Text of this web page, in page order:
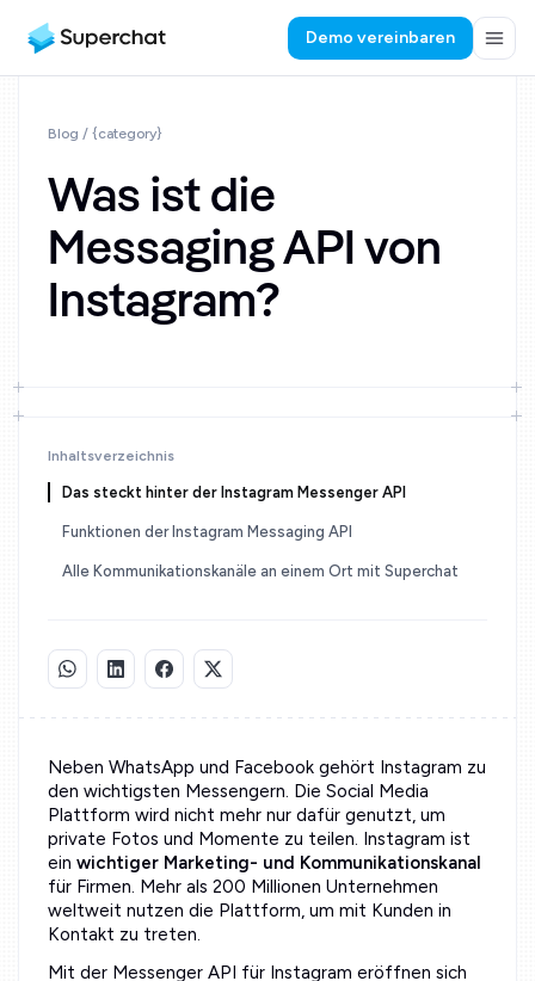
Demo vereinbaren
Blog / {category}
Was ist die
Messaging API von
Instagram?
Inhaltsverzeichnis
Das steckt hinter der Instagram Messenger API
Funktionen der Instagram Messaging API
Alle Kommunikationskanäle an einem Ort mit Superchat
Neben WhatsApp und Facebook gehört Instagram zu
den wichtigsten Messengern. Die Social Media
Plattform wird nicht mehr nur dafür genutzt, um
private Fotos und Momente zu teilen. Instagram ist
ein wichtiger Marketing- und Kommunikationskanal
für Firmen. Mehr als 200 Millionen Unternehmen
weltweit nutzen die Plattform, um mit Kunden in
Kontakt zu treten.
Mit der Messenger API für Instagram eröffnen sich